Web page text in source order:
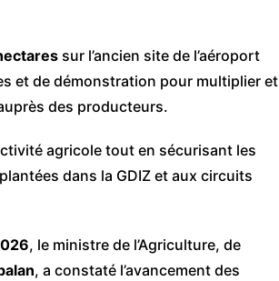
sur l’ancien site de l’aéroport
et de démonstration pour multiplier et
des producteurs.
agricole tout en sécurisant les
dans la GDIZ et aux circuits
, le ministre de l’Agriculture, de
, a constaté l’avancement des